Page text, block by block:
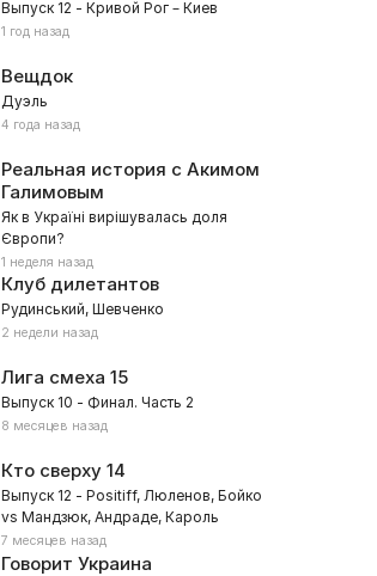
Выпуск 12 - Кривой Рог – Киев
1 год назад
Вещдок
Дуэль
4 года назад
Реальная история с Акимом
Галимовым
Як в Україні вирішувалась доля
Європи?
1 неделя назад
Клуб дилетантов
Рудинський, Шевченко
2 недели назад
Лига смеха 15
Выпуск 10 - Финал. Часть 2
8 месяцев назад
Кто сверху14
Выпуск 12 - Positiff, Люленов, Бойко
vs Мандзюк, Андраде, Кароль
7 месяцев назад
Говорит Украина